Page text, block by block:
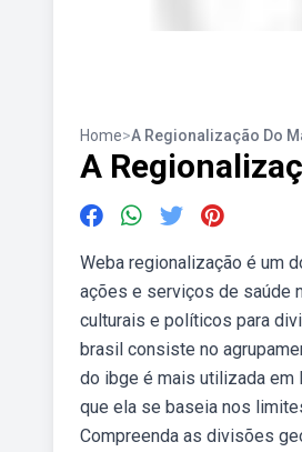
Home>A Regionalização Do
A
Weba regionalização é um
ações e serviços de saúde
culturais e políticos para
brasil consiste no
do ibge é mais utilizada em
que ela se baseia nos
Compreenda as divisões